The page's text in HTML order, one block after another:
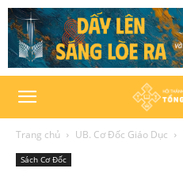
Trang chủ UB. Cơ Đốc Giáo Dục
Sách Cơ Đốc